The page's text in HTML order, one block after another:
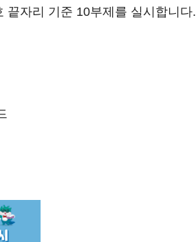
끝자리 기준 10부제를 실시합니다.